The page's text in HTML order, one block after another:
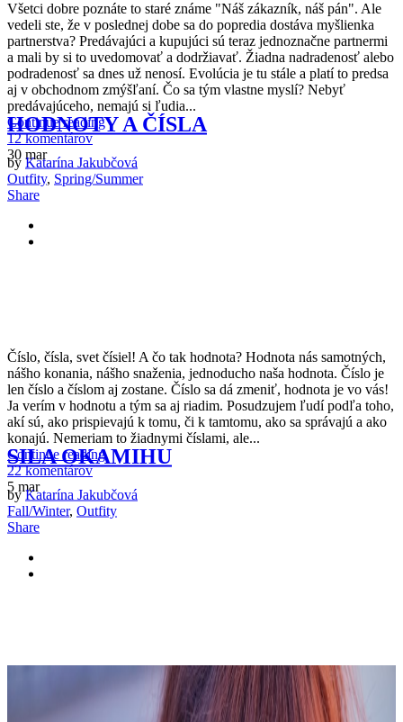
Všetci dobre poznáte to staré známe "Náš zákazník, náš pán". Ale
vedeli ste, že v poslednej dobe sa do popredia dostáva myšlienka
partnerstva? Predávajúci a kupujúci sú teraz jednoznačne partnermi
a mali by si to uvedomovať a dodržiavať. Žiadna nadradenosť alebo
podradenosť sa dnes už nenosí. Evolúcia je tu stále a platí to predsa
aj v obchodnom zmýšľaní. Čo sa tým vlastne myslí? Nebyť
predávajúceho, nemajú si ľudia...
Continue reading
12 komentárov
30 mar
HODNOTY A ČÍSLA
by Katarína Jakubčová
Outfity, Spring/Summer
Share
Číslo, čísla, svet čísiel! A čo tak hodnota? Hodnota nás samotných,
nášho konania, nášho snaženia, jednoducho naša hodnota. Číslo je
len číslo a číslom aj zostane. Číslo sa dá zmeniť, hodnota je vo vás!
Ja verím v hodnotu a tým sa aj riadim. Posudzujem ľudí podľa toho,
akí sú, ako prispievajú k tomu, či k tamtomu, ako sa správajú a ako
konajú. Nemeriam to žiadnymi číslami, ale...
Continue reading
22 komentárov
5 mar
SILA OKAMIHU
byKatarína Jakubčová
Fall/Winter, Outfity
Share